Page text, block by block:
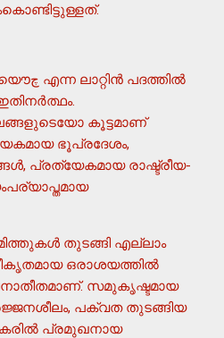
ഭൂപ്രദേശം,
പ്രത്യേകമായ രാഷ്ട്രീയ-
തുടങ്ങി എല്ലാം
ഒരാശയത്തില്‍
പക്വത തുടങ്ങിയ
പ്രമുഖനായ